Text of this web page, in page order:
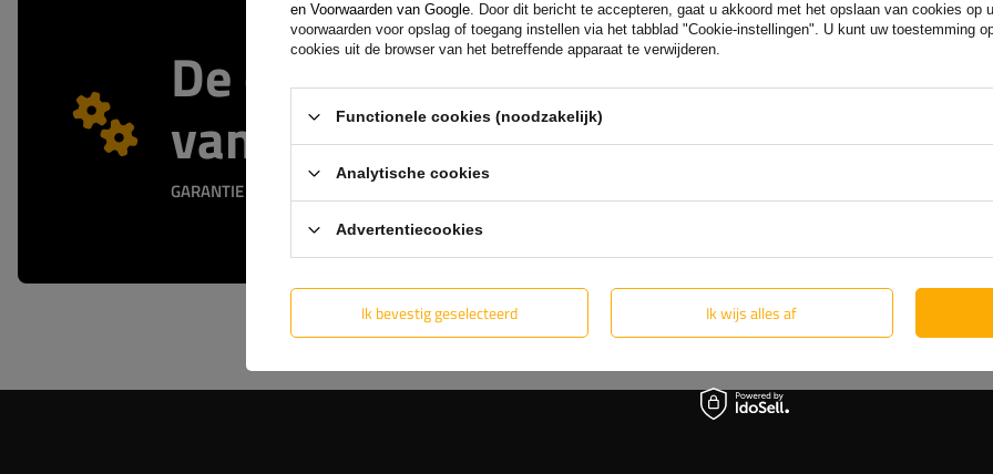
De officiële webshop
van de fabrikant
GARANTIE OP KWALITEIT EN AUTHENTICITEIT
Als u bijUNITRAILERkoopt,
bent er 100% zeker van dat
Wij ontwerpen en bouwen onze
technische ondersteuning en
voor beproefde oplossingen van
Lees meer over ons
en Voorwaarden van Google. Door dit bericht te accepteren, gaat u akkoord met het opslaan van cookies op
voorwaarden voor opslag of toegang instellen via het tabblad "Cookie-instellingen". U kunt uw toestemming
cookies uit de browser van het betreffende apparaat te verwijderen.
Functionele cookies (noodzakelijk)
Analytische cookies
Advertentiecookies
Ik bevestig geselecteerd Ik wijs alles af